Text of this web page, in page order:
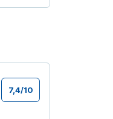
7,4/10